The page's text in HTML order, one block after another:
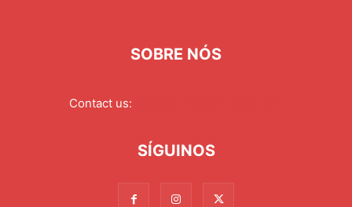
SOBRE NÓS
Contact us:
SÍGUINOS